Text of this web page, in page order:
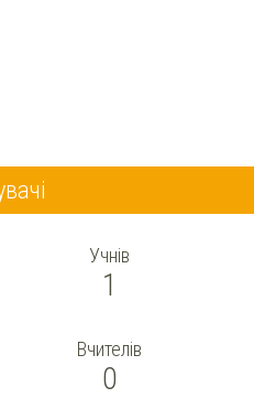
Учнів
1
Вчителів
0